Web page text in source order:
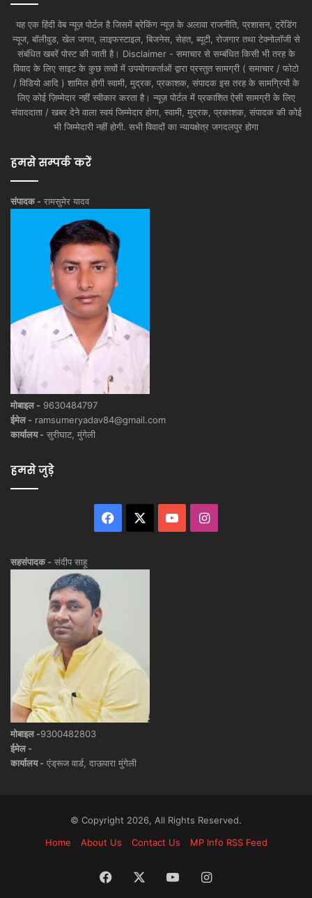
यह एक हिंदी वेब न्यूज़ पोर्टल है जिसमें ब्रेकिंग न्यूज़ के अलावा राजनीति, प्रशासन, ट्रेंडिंग
न्यूज, बॉलीवुड, खेल जगत, लाइफस्टाइल, बिजनेस, सेहत, ब्यूटी, रोजगार तथा टेक्नोलॉजी से
संबंधित खबरें पोस्ट की जाती है। Disclaimer - समाचार से सम्बंधित किसी भी तरह के
विवाद के लिए साइट के कुछ तत्वों में उपयोगकर्ताओं द्वारा प्रस्तुत सामग्री ( समाचार / फोटो
/ विडियो आदि ) शामिल होगी स्वामी, मुद्रक, प्रकाशक, संपादक इस तरह के सामग्रियों के
लिए कोई ज़िम्मेदार नहीं स्वीकार करता है। न्यूज़ पोर्टल में प्रकाशित ऐसी सामग्री के लिए
संवाददाता / खबर देने वाला स्वयं जिम्मेदार होगा, स्वामी, मुद्रक, प्रकाशक, संपादक की कोई
भी जिम्मेदारी नहीं होगी. सभी विवादों का न्यायक्षेत्र जगदलपुर होगा
हमसे सम्पर्क करें
संपादक - रामसुमेर यादव
मोबाइल - 9630484797
ईमेल - ramsumeryadav84@gmail.com
कार्यालय - सुरीघाट, मुंगेली
हमसे जुड़े
Facebook YouTubeInstagram
सहसंपादक - संदीप साहू
मोबाइल -9300482803
ईमेल -
कार्यालय - एंड्रूज वार्ड, दाऊपारा मुंगेली
© Copyright 2026, All Rights Reserved.
Home
About Us Contact Us MP Info RSS Feed
Facebook YouTubeInstagram